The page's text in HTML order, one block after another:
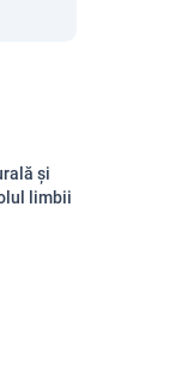
și
limbii